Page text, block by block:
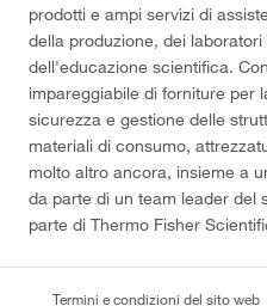
prodotti e ampi servizi di
della produzione, dei
dell'educazione scientifica.
impareggiabile di forniture per
sicurezza e gestione delle
materiali di consumo,
molto altro ancora, insieme a
da parte di un team leader del
parte di Thermo Fisher
Termini e condizioni del sito web